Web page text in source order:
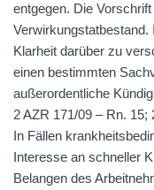
entgegen. Die
Klarheit darüber zu
einen bestimmten
außerordentliche
2 AZR 171/09 – Rn. 15;
In Fällen
Interesse an schneller
Belangen des